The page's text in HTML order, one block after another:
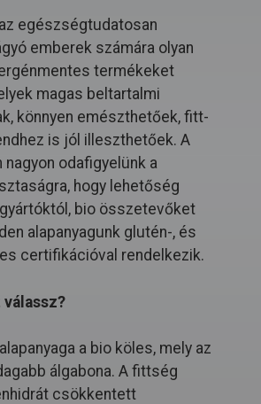
egészségtudatosan
emberek számára olyan
termékeket
magas beltartalmi
könnyen emészthetőek, fitt-
is jól illeszthetőek. A
nagyon odafigyelünk a
hogy lehetőség
bio összetevőket
alapanyagunk glutén-, és
certifikációval rendelkezik.
a bio köles, mely az
álgabona. A fittség
csökkentett